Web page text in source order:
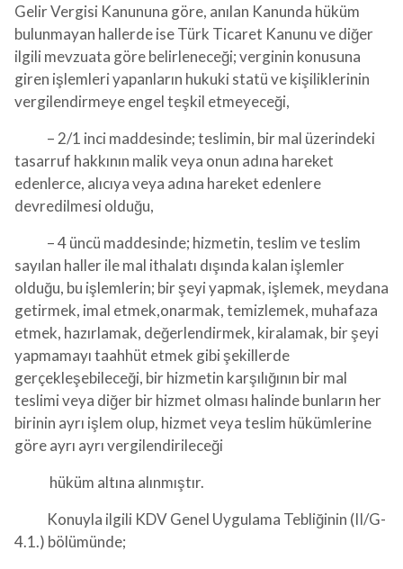
Gelir Vergisi Kanununa göre, anılan Kanunda hüküm
bulunmayan hallerde ise Türk Ticaret Kanunu ve diğer
ilgili mevzuata göre belirleneceği; verginin konusuna
giren işlemleri yapanların hukuki statü ve kişiliklerinin
vergilendirmeye engel teşkil etmeyeceği,
– 2/1 inci maddesinde; teslimin, bir mal üzerindeki
tasarruf hakkının malik veya onun adına hareket
edenlerce, alıcıya veya adına hareket edenlere
devredilmesi olduğu,
– 4 üncü maddesinde; hizmetin, teslim ve teslim
sayılan haller ile mal ithalatı dışında kalan işlemler
olduğu, bu işlemlerin; bir şeyi yapmak, işlemek, meydana
getirmek, imal etmek,onarmak, temizlemek, muhafaza
etmek, hazırlamak, değerlendirmek, kiralamak, bir şeyi
yapmamayı taahhüt etmek gibi şekillerde
gerçekleşebileceği, bir hizmetin karşılığının bir mal
teslimi veya diğer bir hizmet olması halinde bunların her
birinin ayrı işlem olup, hizmet veya teslim hükümlerine
göre ayrı ayrı vergilendirileceği
hüküm altına alınmıştır.
Konuyla ilgili KDV Genel Uygulama Tebliğinin (II/G-
4.1.) bölümünde;